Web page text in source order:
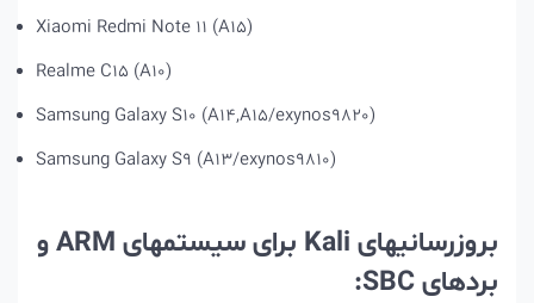
Xiaomi Redmi Note 11 (A15)
Realme C15 (A10)
Samsung Galaxy S10 (A14,A15/exynos9820)
Samsung Galaxy S9 (A13/exynos9810)
بروزرسانیهای Kali برای سیستمهای ARM و
بردهای SBC: